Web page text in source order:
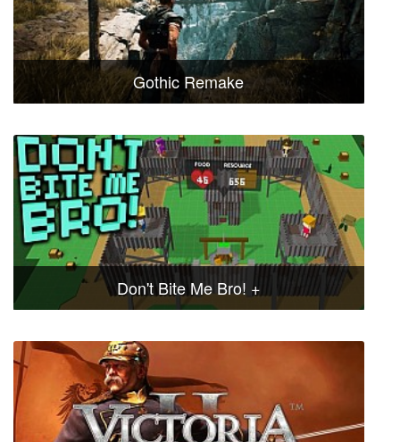
Gothic Remake
Don't Bite Me Bro! +